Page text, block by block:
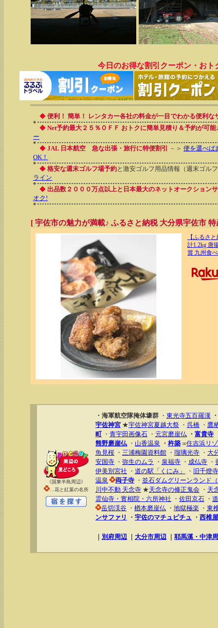
今日のお得な割引クーポン・おト
◆ 便利！ 簡単！ レンタカー各社の料金が一目でわかる便利な
◆ Net予約最大２５％ＯＦＦ おトクに簡単見積り＆予約が可
ー
◆ JAL 日本航空 急な出張・旅行に特便割引 －＞ 便を選べば
OK！
◆ 格安な週末ゴルフ場予約と激安ゴルフ用品情報（週末ゴル
ライン
◆ 出品数２０００万点以上と日本最大のネットオークション
オク!
[ 宇佐市の魅力が満載♪ ふるさと納税 大分県宇佐市
【ふるさ
計1.2kg 唐
賞 九州食
《国東半島周辺》
…花と紅葉の名所
・海軍航空隊掩体壕群 ・ 東光寺五百羅漢 ・
宇佐神宮 ★宇佐神宮夏越大祭 ・ 呉橋 ・ 鷹
町・ 青宇田画像石 ・ 元宮磨崖仏 ・ 富貴寺
熊野磨崖仏・ 山香温泉 ・ 杵築 ∞住吉浜リ
魚見桜 ・ 三浦梅園資料館 ・ 瑠璃光寺 ・ 大
安国寺 ・ 弥生のムラ ・ 泉福寺 ・ 成仏寺 ・
伊美別宮社 ・ 道の駅「くにみ」 ・
旧千燈
温泉
両子寺 ・ 並石ダムグリーンランド
川中不動 天念寺 ★天念寺の修正鬼会 ・ 天
霊仙寺・實相院・六所神社 ・ 佐田京石 ・
岳切渓谷 ・ 楢本磨崖仏 ・ 地獄極楽 ・ 東
ンサファリ
・ 宇佐のマチュピチュ ・ 西椎
別府周辺 大分市周辺 耶馬溪・中津